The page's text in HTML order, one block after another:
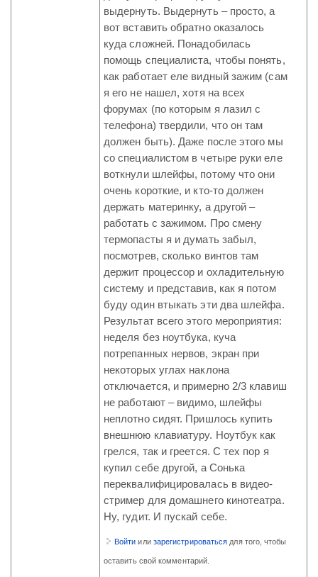
выдернуть. Выдернуть – просто, а
вот вставить обратно оказалось
куда сложней. Понадобилась
помощь специалиста, чтобы понять,
как работает еле видный зажим (сам
я его не нашел, хотя на всех
форумах (по которым я лазил с
телефона) твердили, что он там
должен быть). Даже после этого мы
со специалистом в четыре руки еле
воткнули шлейфы, потому что они
очень короткие, и кто-то должен
держать материнку, а другой –
работать с зажимом. Про смену
термопасты я и думать забыл,
посмотрев, сколько винтов там
держит процессор и охладительную
систему и представив, как я потом
буду один втыкать эти два шлейфа.
Результат всего этого мероприятия:
неделя без ноутбука, куча
потрепанных нервов, экран при
некоторых углах наклона
отключается, и примерно 2/3 клавиш
не работают – видимо, шлейфы
неплотно сидят. Пришлось купить
внешнюю клавиатуру. Ноутбук как
грелся, так и греется. С тех пор я
купил себе другой, а Сонька
переквалифицировалась в видео-
стример для домашнего кинотеатра.
Ну, гудит. И пускай себе.
Войти или зарегистрироваться для того, чтобы
оставить свой комментарий.